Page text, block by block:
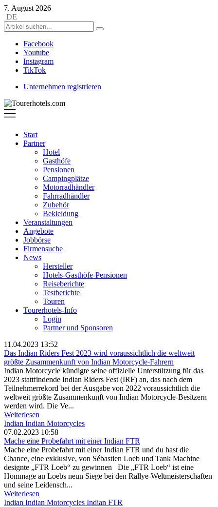
7. August 2026
DE
Facebook
Youtube
Instagram
TikTok
Unternehmen registrieren
Tourerhotels.com
Start
Partner
Hotel
Gasthöfe
Pensionen
Campingplätze
Motorradhändler
Fahrradhändler
Zubehör
Bekleidung
Veranstaltungen
Angebote
Jobbörse
Firmensuche
News
Hersteller
Hotels-Gasthöfe-Pensionen
Reiseberichte
Testberichte
Touren
Tourerhotels-Info
Login
Partner und Sponsoren
11.04.2023 13:52
Das Indian Riders Fest 2023 wird voraussichtlich die weltweit
größte Zusammenkunft von Indian Motorcycle-Fahrern
Indian Motorcycle kündigte seine offizielle Unterstützung für das
2023 stattfindende Indian Riders Fest (IRF) an, das nach dem
Teilnehmerrekord bei der Ausgabe von 2022 voraussichtlich die
weltweit größte Zusammenkunft von Indian Motorcycle-Besitzern
werden wird. Die Ve...
Weiterlesen
Indian Indian Motorcycles
07.02.2023 10:58
Mache eine Probefahrt mit einer Indian FTR
Mache eine Probefahrt mit einer Indian FTR und du hast die
Chance, eine exklusive, von Sébastien Loeb und Tank Machine
designte „FTR Loeb“ zu gewinnen Die „FTR Loeb“ ist eine
Hommage an Loebs neun Siege bei den Rallye-Weltmeisterschaften
und seine Leidensch...
Weiterlesen
Indian Indian Motorcycles Indian FTR